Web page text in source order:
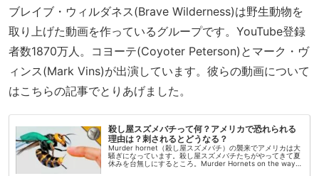
ブレイブ・ウィルダネス(Brave Wilderness)は野生動物を
取り上げた動画を作っているグループです。YouTube登録
者数1870万人。コヨーテ(Coyoter Peterson)とマーク・ヴ
ィンス(Mark Vins)が出演しています。彼らの動画について
はこちらの記事でとりあげました。
殺し屋スズメバチって何？アメリカで恐れられる
理由は？刺されるとどうなる？
Murder hornet（殺し屋スズメバチ）の襲来でアメリカは大
騒ぎになっています。殺し屋スズメバチたちがやってきて夏
休みを台無しにするところ。Murder Hornets on the way